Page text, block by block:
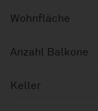
Wohnfläche
Anzahl Balkone
Keller